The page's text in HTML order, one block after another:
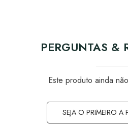
PERGUNTAS &
Este produto ainda
SEJA O PRIMEIRO A